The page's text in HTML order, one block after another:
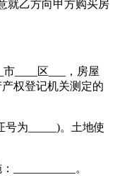
就乙方向甲方购买房
____区___，房屋
权登记机关测定的
号为_____)。土地使
___________。